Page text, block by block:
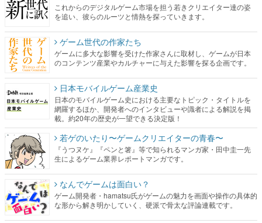
これからのデジタルゲーム市場を担う若きクリエイター達の姿
を追い、彼らのルーツと情熱を探っていきます。
ゲーム世代の作家たち
ゲームに多大な影響を受けた作家さんに取材し、ゲームが日本
のコンテンツ産業やカルチャーに与えた影響を探る企画です。
日本モバイルゲーム産業史
日本のモバイルゲーム史における主要なトピック・タイトルを
網羅するほか、開発者へのインタビューや識者による解説を掲
載。約20年の歴史が一望できる決定版！
若ゲのいたり〜ゲームクリエイターの青春〜
『うつヌケ』『ペンと箸』等で知られるマンガ家・田中圭一先
生によるゲーム業界レポートマンガです。
なんでゲームは面白い？
ゲーム開発者・hamatsu氏がゲームの魅力を画面や操作の具体的
な形から解き明かしていく、硬派で骨太な評論連載です。